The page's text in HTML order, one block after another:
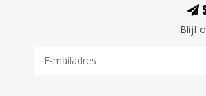
Blijf